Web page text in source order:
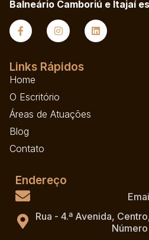
Balneário Camboriú e Itajaí
Links Rápidos
Home
O Escritório
Áreas de Atuações
Blog
Contato
Endereço
Rua - 4.ª Avenida,